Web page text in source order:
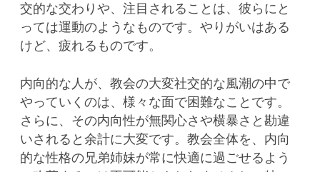
交的な交わりや、注目されることは、彼らにと
っては運動のようなものです。やりがいはある
けど、疲れるものです。
内向的な人が、教会の大変社交的な風潮の中で
やっていくのは、様々な面で困難なことです。
さらに、その内向性が無関心さや横暴さと勘違
いされると余計に大変です。教会全体を、内向
的な性格の兄弟姉妹が常に快適に過ごせるよう